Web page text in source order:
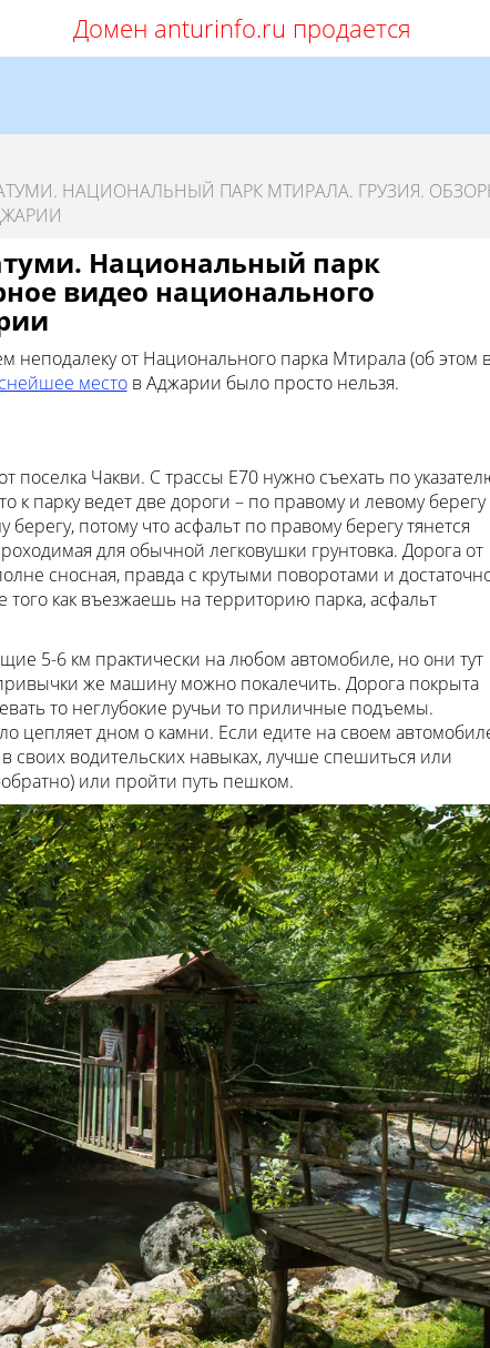
Домен anturinfo.ru продается
НАЦИОНАЛЬНЫЙ ПАРК МТИРАЛА. ГРУЗИЯ.
Национальный парк
видео национального
неподалеку от Национального парка Мтирала (об этом
местов Аджарии было просто нельзя.
поселка Чакви. С трассы Е70 нужно съехать по
к парку ведет две дороги – по правому и левому берегу
потому что асфальт по правому берегу тянется
для обычной легковушки грунтовка. Дорога от
сносная, правда с крутыми поворотами и
того как въезжаешь на территорию парка, асфальт
5-6 км практически на любом автомобиле, но они тут
же машину можно покалечить. Дорога покрыта
то неглубокие ручьи то приличные подъемы.
цепляет дном о камни. Если едите на своем
своих водительских навыках, лучше спешиться или
или пройти путь пешком.